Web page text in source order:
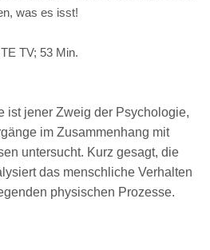
was es isst!
TV; 53 Min.
ist jener Zweig der Psychologie,
im Zusammenhang mit
untersucht. Kurz gesagt, die
das menschliche Verhalten
physischen Prozesse.